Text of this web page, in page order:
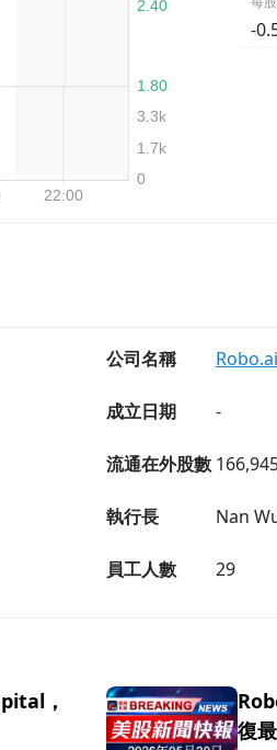
-
公司名稱
成立日期 -
流通在外股數
執行長 Nan
員工人數 29
，
復